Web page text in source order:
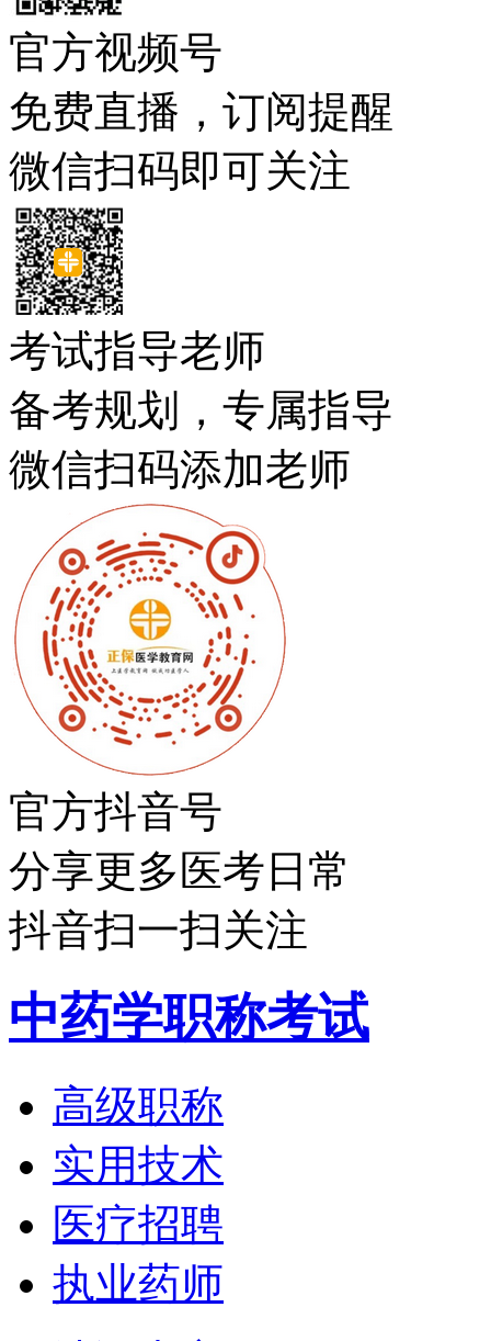
官方视频号
免费直播，订阅提醒
微信扫码即可关注
考试指导老师
备考规划，专属指导
微信扫码添加老师
官方抖音号
分享更多医考日常
抖音扫一扫关注
中药学职称考试
高级职称
实用技术
医疗招聘
执业药师